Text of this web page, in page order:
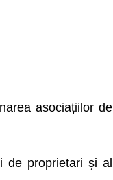
asociațiilor de
de proprietari și al